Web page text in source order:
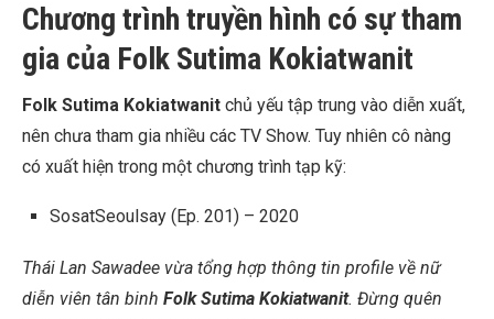
Chương trình truyền hình có sự tham
gia của Folk Sutima Kokiatwanit
Folk Sutima Kokiatwanit chủ yếu tập trung vào diễn xuất,
nên chưa tham gia nhiều các TV Show. Tuy nhiên cô nàng
có xuất hiện trong một chương trình tạp kỹ:
SosatSeoulsay (Ep. 201) – 2020
Thái Lan Sawadee vừa tổng hợp thông tin profile về nữ
diễn viên tân binh Folk Sutima Kokiatwanit. Đừng quên